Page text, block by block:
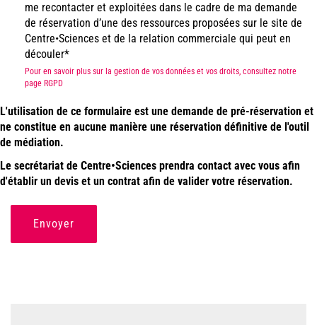
me recontacter et exploitées dans le cadre de ma demande
de réservation d’une des ressources proposées sur le site de
Centre•Sciences et de la relation commerciale qui peut en
découler
Pour en savoir plus sur la gestion de vos données et vos droits, consultez notre
page RGPD
L'utilisation de ce formulaire est une demande de pré-réservation et
ne constitue en aucune manière une réservation définitive de l'outil
de médiation.
Le secrétariat de Centre•Sciences prendra contact avec vous afin
d'établir un devis et un contrat afin de valider votre réservation.
Envoyer